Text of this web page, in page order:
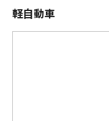
軽自動車